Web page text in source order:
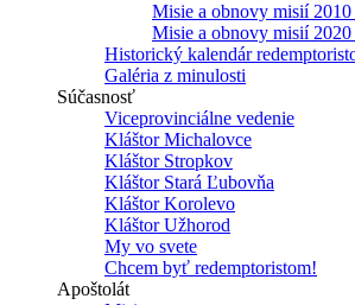
Misie a obnovy misií 2010
Misie a obnovy misií 2020
Historický kalendár
Galéria z minulosti
Súčasnosť
Viceprovinciálne vedenie
Kláštor Michalovce
Kláštor Stropkov
Kláštor Stará Ľubovňa
Kláštor Korolevo
Kláštor Užhorod
My vo svete
Chcem byť redemptoristom!
Apoštolát